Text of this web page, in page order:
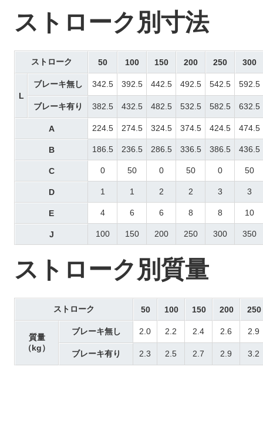
ストローク別寸法
ストローク 50 100 150 200 250 300
L
ブレーキ無し 342.5 392.5 442.5 492.5 542.5 592.5
ブレーキ有り 382.5 432.5 482.5 532.5 582.5 632.5
A 224.5 274.5 324.5 374.5 424.5 474.5
B 186.5 236.5 286.5 336.5 386.5 436.5
C 0 50 0 50 0 50
D 1 1 2 2 3 3
E 4 6 6 8 8 10
J 100 150 200 250 300 350
ストローク別質量
ストローク 50 100 150 200 250
質量
（kg）
ブレーキ無し 2.0 2.2 2.4 2.6 2.9
ブレーキ有り 2.3 2.5 2.7 2.9 3.2